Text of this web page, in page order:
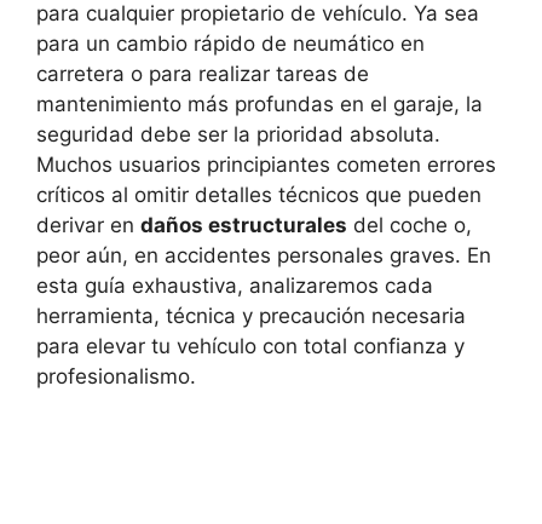
para cualquier propietario de vehículo. Ya sea
para un cambio rápido de neumático en
carretera o para realizar tareas de
mantenimiento más profundas en el garaje, la
seguridad debe ser la prioridad absoluta.
Muchos usuarios principiantes cometen errores
críticos al omitir detalles técnicos que pueden
derivar en daños estructurales del coche o,
peor aún, en accidentes personales graves. En
esta guía exhaustiva, analizaremos cada
herramienta, técnica y precaución necesaria
para elevar tu vehículo con total confianza y
profesionalismo.